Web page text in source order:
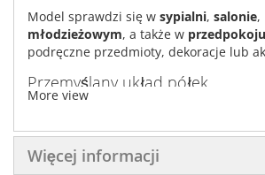
Model sprawdzi się w sypialni, salonie,
młodzieżowym, a także w przedpokoju
podręczne przedmioty, dekoracje lub
Przemyślany układ półek
książek,
More view
Więcej informacji